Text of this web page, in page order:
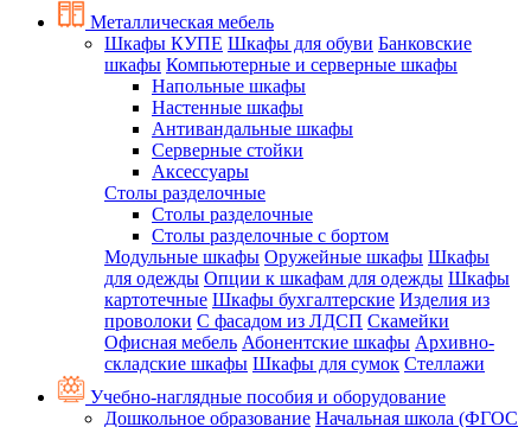
Металлическая мебель
Шкафы КУПЕ Шкафы для обуви Банковские
шкафы Компьютерные и серверные шкафы
Напольные шкафы
Настенные шкафы
Антивандальные шкафы
Серверные стойки
Аксессуары
Столы разделочные
Столы разделочные
Столы разделочные с бортом
Модульные шкафы Оружейные шкафы Шкафы
для одежды Опции к шкафам для одежды Шкафы
картотечные Шкафы бухгалтерские Изделия из
проволоки С фасадом из ЛДСП Скамейки
Офисная мебель Абонентские шкафы Архивно-
складские шкафы Шкафы для сумок Стеллажи
Учебно-наглядные пособия и оборудование
Дошкольное образование Начальная школа (ФГОС